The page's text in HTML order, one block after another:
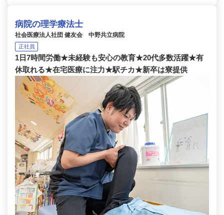
病院の理学療法士
社会医療法人社団 健友会 中野共立病院
正社員
1日7時間労働★未経験も安心の教育★20代多数活躍★有
休取れる★在宅医療に注力★駅チカ★新卒は寮提供